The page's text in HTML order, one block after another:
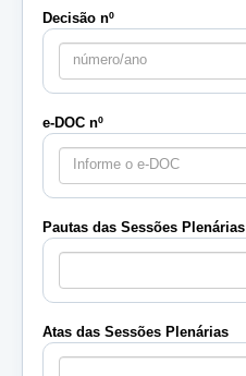
Decisão nº
número/ano
e-DOC nº
Informe o e-DOC
Pautas das Sessões Plenárias
Pautas
Sessões
Plenárias
Atas das Sessões Plenárias
Atas